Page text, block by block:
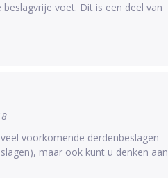
voet. Dit is een deel van
voorkomende derdenbeslagen
maar ook kunt u denken aan